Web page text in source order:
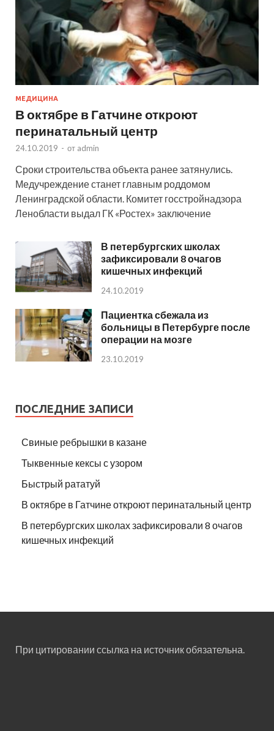
МЕДИЦИНА
В октябре в Гатчине откроют
перинатальный центр
24.10.2019 - от admin
Сроки строительства объекта ранее затянулись.
Медучреждение станет главным роддомом
Ленинградской области. Комитет госстройнадзора
Ленобласти выдал ГК «Ростех» заключение
В петербургских школах
зафиксировали 8 очагов
кишечных инфекций
24.10.2019
Пациентка сбежала из
больницы в Петербурге после
операции на мозге
23.10.2019
ПОСЛЕДНИЕ ЗАПИСИ
Свиные ребрышки в казане
Тыквенные кексы с узором
Быстрый рататуй
В октябре в Гатчине откроют перинатальный центр
В петербургских школах зафиксировали 8 очагов
кишечных инфекций
При цитировании ссылка на источник обязательна.